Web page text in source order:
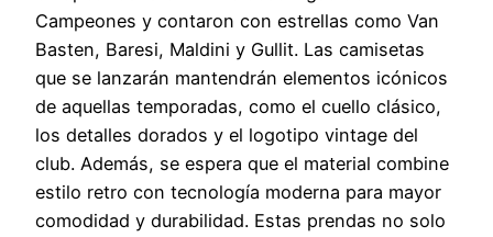
Campeones y contaron con estrellas como Van
Basten, Baresi, Maldini y Gullit. Las camisetas
que se lanzarán mantendrán elementos icónicos
de aquellas temporadas, como el cuello clásico,
los detalles dorados y el logotipo vintage del
club. Además, se espera que el material combine
estilo retro con tecnología moderna para mayor
comodidad y durabilidad. Estas prendas no solo